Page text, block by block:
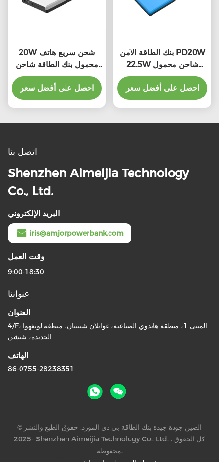
20W شحن سريع هاتف
محمول بنك الطاقة شاحن
10000mah متعددة الألوان
احصل على أفضل سعر
بنك الطاقة الآمن PD20W
22.5W شاحن محمول
سريع الشحن
احصل على أفضل سعر
اتصل بنا
Shenzhen Aimeijia Technology
Co., Ltd.
البريد الإلكتروني
iris@amjorpowerbank.com
وقت العمل
9:00-18:30
عنواننا
العنوان
4/F، المبنى 1، منطقة هايدوي الصناعية، غوانلان شينتيان، منطقة لونغهوا
الجديدة، شنشن
الهاتف
86-0755-28238351
الصين جودة جيدة بنك الطاقة بي دي المورد. حقوق الطبع والنشر ©
-2025 Shenzhen Aimeijia Technology Co., Ltd. . كل الحقوق
محفوظة.